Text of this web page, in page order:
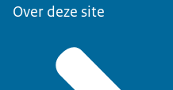
Over deze site